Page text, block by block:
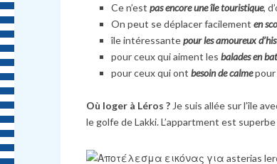
Ce n’estpas encore une île touristique,
On peut se déplacer facilementen
île intéressantepour les amoureux
pour ceux qui aiment lesbalades en
pour ceux qui ontbesoin de calmepour
Où loger à Léros ? Je suis allée sur l’île
le golfe de Lakki. L’appartment est